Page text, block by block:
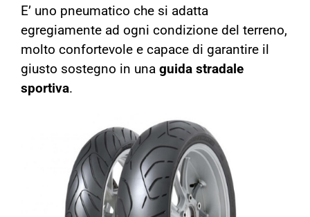
E’ uno pneumatico che si adatta
egregiamente ad ogni condizione del terreno,
molto confortevole e capace di garantire il
giusto sostegno in una guida stradale
sportiva.